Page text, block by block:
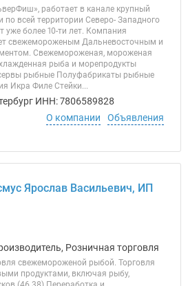
работает в канале крупный
по всей территории Северо- Западного
уже более 10-ти лет. Компания
свежемороженым Дальневосточным и
Свежемороженая, мороженая
рыба и морепродукты
рыбные Полуфабрикаты рыбные
Икра Филе Стейки...
ИНН: 7806589828
О компании
Объявления
Ярослав Васильевич, ИП
Розничная торговля
свежемороженой рыбой. Торговля
продуктами, включая рыбу,